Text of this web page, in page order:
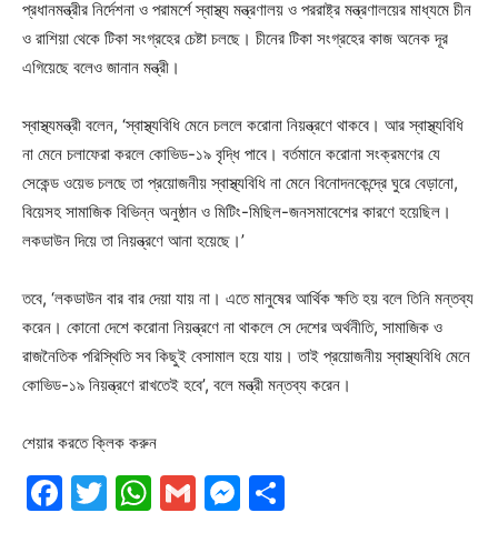
প্রধানমন্ত্রীর নির্দেশনা ও পরামর্শে স্বাস্থ্য মন্ত্রণালয় ও পররাষ্ট্র মন্ত্রণালয়ের মাধ্যমে চীন
ও রাশিয়া থেকে টিকা সংগ্রহের চেষ্টা চলছে। চীনের টিকা সংগ্রহের কাজ অনেক দূর
এগিয়েছে বলেও জানান মন্ত্রী।
স্বাস্থ্যমন্ত্রী বলেন, ‘স্বাস্থ্যবিধি মেনে চললে করোনা নিয়ন্ত্রণে থাকবে। আর স্বাস্থ্যবিধি
না মেনে চলাফেরা করলে কোভিড-১৯ বৃদ্ধি পাবে। বর্তমানে করোনা সংক্রমণের যে
সেকেন্ড ওয়েভ চলছে তা প্রয়োজনীয় স্বাস্থ্যবিধি না মেনে বিনোদনকেন্দ্রে ঘুরে বেড়ানো,
বিয়েসহ সামাজিক বিভিন্ন অনুষ্ঠান ও মিটিং-মিছিল-জনসমাবেশের কারণে হয়েছিল।
লকডাউন দিয়ে তা নিয়ন্ত্রণে আনা হয়েছে।’
তবে, ‘লকডাউন বার বার দেয়া যায় না। এতে মানুষের আর্থিক ক্ষতি হয় বলে তিনি মন্তব্য
করেন। কোনো দেশে করোনা নিয়ন্ত্রণে না থাকলে সে দেশের অর্থনীতি, সামাজিক ও
রাজনৈতিক পরিস্থিতি সব কিছুই বেসামাল হয়ে যায়। তাই প্রয়োজনীয় স্বাস্থ্যবিধি মেনে
কোভিড-১৯ নিয়ন্ত্রণে রাখতেই হবে’, বলে মন্ত্রী মন্তব্য করেন।
শেয়ার করতে ক্লিক করুন
Facebook
Twitter
WhatsApp
GmailMessenger